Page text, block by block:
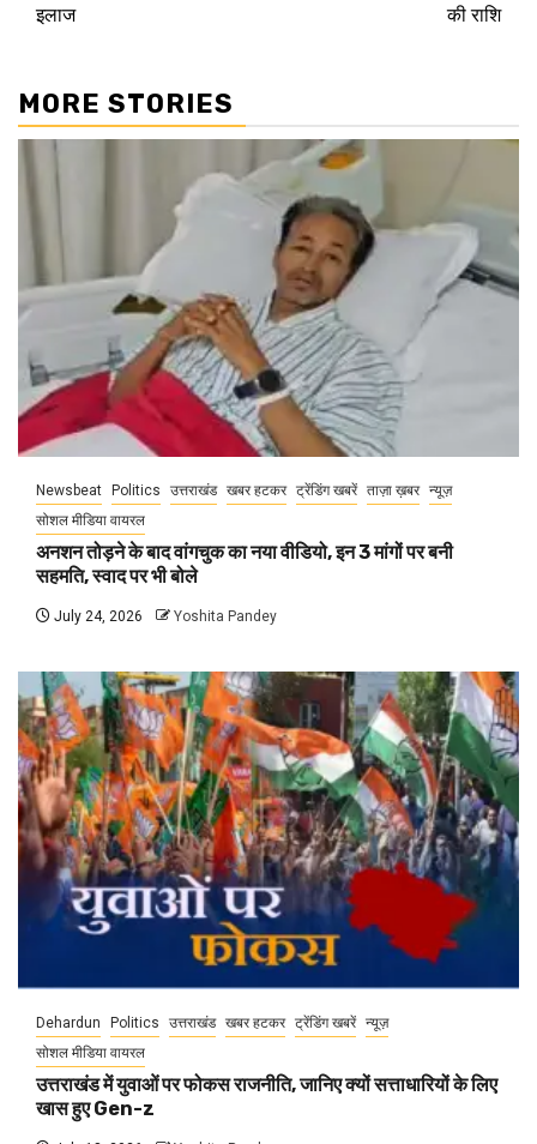
इलाज
की राशि
MORE STORIES
Newsbeat Politics उत्तराखंड खबर हटकर ट्रेंडिंग खबरें ताज़ा ख़बर न्यूज़
सोशल मीडिया वायरल
अनशन तोड़ने के बाद वांगचुक का नया वीडियो, इन 3 मांगों पर बनी
सहमति, स्वाद पर भी बोले
July 24, 2026 Yoshita Pandey
Dehardun Politics उत्तराखंड खबर हटकर ट्रेंडिंग खबरें न्यूज़
सोशल मीडिया वायरल
उत्तराखंड में युवाओं पर फोकस राजनीति, जानिए क्यों सत्ताधारियों के लिए
खास हुए Gen-z